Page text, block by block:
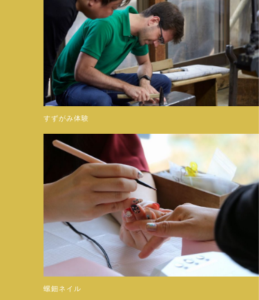
すずがみ体験
螺鈿ネイル